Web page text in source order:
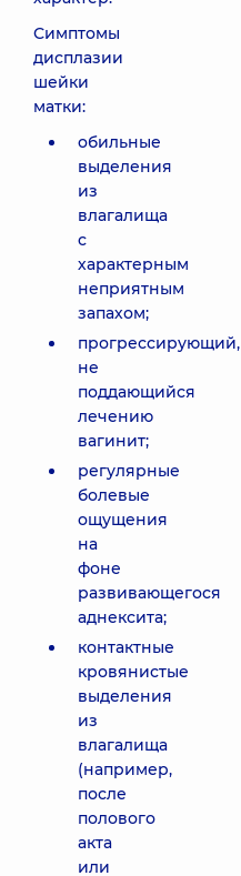
Симптомы
дисплазии
шейки
матки:
обильные
выделения
из
влагалища
с
характерным
неприятным
запахом;
прогрессирующий,
не
поддающийся
лечению
вагинит;
регулярные
болевые
ощущения
на
фоне
развивающегося
аднексита;
контактные
кровянистые
выделения
из
влагалища
(например,
после
полового
акта
или